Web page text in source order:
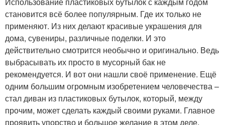
становится всё более популярным. Где их только не
применяют. Из них делают красивые украшения для
дома, сувениры, различные поделки. И это
действительно смотрится необычно и оригинально. Ведь
выбрасывать их просто в мусорный бак не
рекомендуется. И вот они нашли своё применение. Ещё
одним большим огромным изобретением человечества –
стал диван из пластиковых бутылок, который, между
прочим, может сделать каждый своими руками. Главное
проявить упорство и большое желание в этом деле.